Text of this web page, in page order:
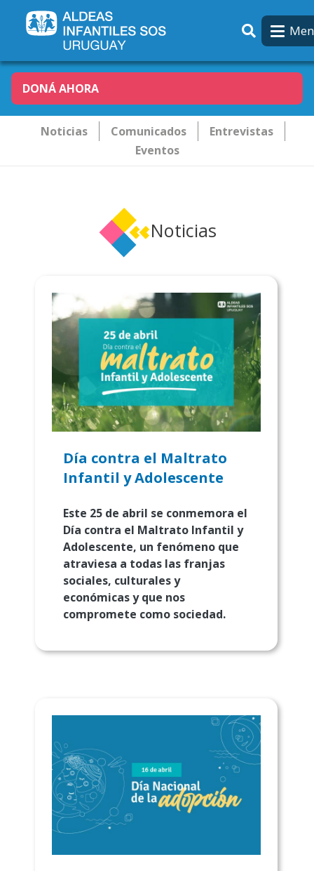
DONÁ AHORA
Novededades
Noticias Comunicados
Entrevistas
Eventos
Noticias
Día contra el Maltrato
Infantil y Adolescente
Este 25 de abril se conmemora el
Día contra el Maltrato Infantil y
Adolescente, un fenómeno que
atraviesa a todas las franjas
sociales, culturales y
económicas y que nos
compromete como sociedad.